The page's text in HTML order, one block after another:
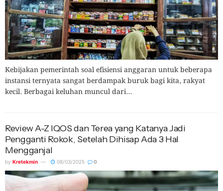
Kebijakan pemerintah soal efisiensi anggaran untuk beberapa
instansi ternyata sangat berdampak buruk bagi kita, rakyat
kecil. Berbagai keluhan muncul dari...
Review A-Z IQOS dan Terea yang Katanya Jadi
Pengganti Rokok, Setelah Dihisap Ada 3 Hal
Mengganjal
by Kretekmin 08/03/2025 0